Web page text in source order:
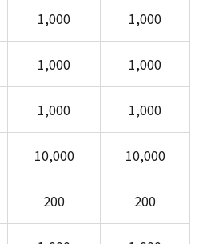
1,000 1,000
1,000 1,000
1,000 1,000
10,000 10,000
200 200